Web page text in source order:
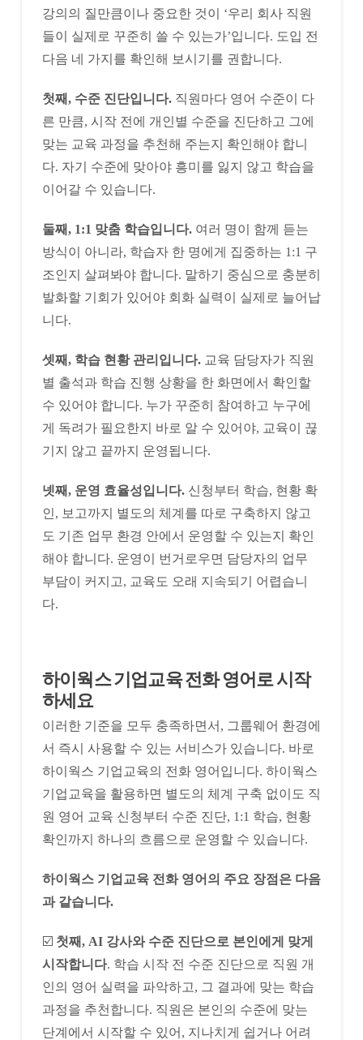
강의의 질만큼이나 중요한 것이 ‘우리 회사 직원
들이 실제로 꾸준히 쓸 수 있는가’입니다. 도입 전
다음 네 가지를 확인해 보시기를 권합니다.
첫째, 수준 진단입니다. 직원마다 영어 수준이 다
른 만큼, 시작 전에 개인별 수준을 진단하고 그에
맞는 교육 과정을 추천해 주는지 확인해야 합니
다. 자기 수준에 맞아야 흥미를 잃지 않고 학습을
이어갈 수 있습니다.
둘째, 1:1 맞춤 학습입니다.여러 명이 함께 듣는
방식이 아니라, 학습자 한 명에게 집중하는 1:1 구
조인지 살펴봐야 합니다. 말하기 중심으로 충분히
발화할 기회가 있어야 회화 실력이 실제로 늘어납
니다.
셋째, 학습 현황 관리입니다.교육 담당자가 직원
별 출석과 학습 진행 상황을 한 화면에서 확인할
수 있어야 합니다. 누가 꾸준히 참여하고 누구에
게 독려가 필요한지 바로 알 수 있어야, 교육이 끊
기지 않고 끝까지 운영됩니다.
넷째, 운영 효율성입니다. 신청부터 학습, 현황 확
인, 보고까지 별도의 체계를 따로 구축하지 않고
도 기존 업무 환경 안에서 운영할 수 있는지 확인
해야 합니다. 운영이 번거로우면 담당자의 업무
부담이 커지고, 교육도 오래 지속되기 어렵습니
다.
​하이웍스 기업교육 전화 영어로 시작
하세요
이러한 기준을 모두 충족하면서, 그룹웨어 환경에
서 즉시 사용할 수 있는 서비스가 있습니다. 바로
하이웍스 기업교육의 전화 영어입니다. 하이웍스
기업교육을 활용하면 별도의 체계 구축 없이도 직
원 영어 교육 신청부터 수준 진단, 1:1 학습, 현황
확인까지 하나의 흐름으로 운영할 수 있습니다.
하이웍스 기업교육 전화 영어의 주요 장점은 다음
과 같습니다.
☑️ 첫째, AI 강사와 수준 진단으로 본인에게 맞게
시작합니다. 학습 시작 전 수준 진단으로 직원 개
인의 영어 실력을 파악하고, 그 결과에 맞는 학습
과정을 추천합니다. 직원은 본인의 수준에 맞는
단계에서 시작할 수 있어, 지나치게 쉽거나 어려